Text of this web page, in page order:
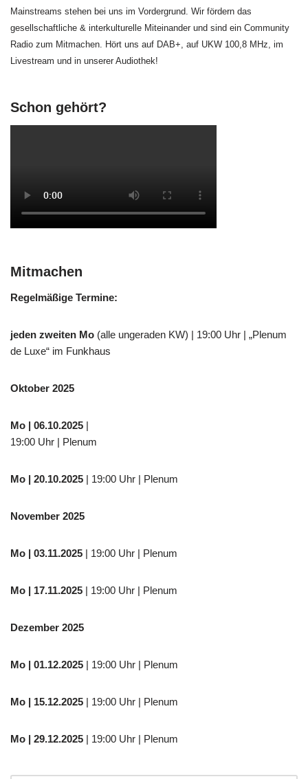
Mainstreams stehen bei uns im Vordergrund. Wir fördern das
gesellschaftliche & interkulturelle Miteinander und sind ein Community
Radio zum Mitmachen. Hört uns auf DAB+, auf UKW 100,8 MHz, im
Livestream und in unserer Audiothek!
Schon gehört?
Mitmachen
Regelmäßige Termine:
jeden zweiten Mo (alle ungeraden KW) | 19:00 Uhr | „Plenum
de Luxe“ im Funkhaus
Oktober 2025
Mo | 06.10.2025 |
19:00 Uhr | Plenum
Mo | 20.10.2025 | 19:00 Uhr | Plenum
November 2025
Mo | 03.11.2025 | 19:00 Uhr | Plenum
Mo | 17.11.2025 | 19:00 Uhr | Plenum
Dezember 2025
Mo | 01.12.2025 | 19:00 Uhr | Plenum
Mo | 15.12.2025 | 19:00 Uhr | Plenum
Mo | 29.12.2025 | 19:00 Uhr | Plenum